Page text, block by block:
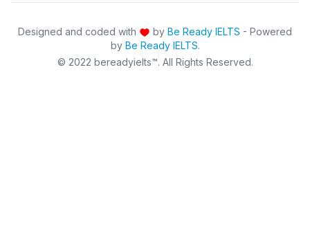
Designed and coded with by Be Ready IELTS - Powered
by Be Ready IELTS.
© 2022 bereadyielts™. All Rights Reserved.